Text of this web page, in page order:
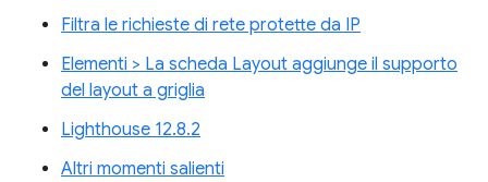
Filtra le richieste di rete protette da IP
Elementi > La scheda Layout aggiunge il supporto
del layout a griglia
Lighthouse 12.8.2
Altri momenti salienti